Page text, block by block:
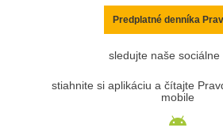
Predplatné denníka
sledujte naše sociálne
stiahnite si aplikáciu a čítajte
mobile